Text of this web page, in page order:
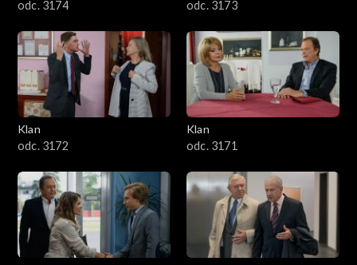
odc. 3174 odc. 3173
Klan
odc. 3172
Klan
odc. 3171